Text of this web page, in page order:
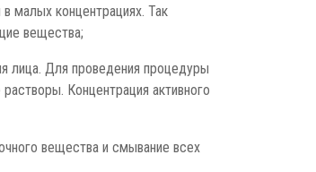
малых концентрациях. Так
вещества;
лица. Для проведения процедуры
Концентрация активного
вещества и смывание всех